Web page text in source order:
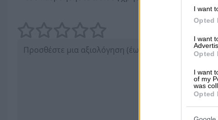
I want
Opted
I want
Opted
I want
of my
was
Opted